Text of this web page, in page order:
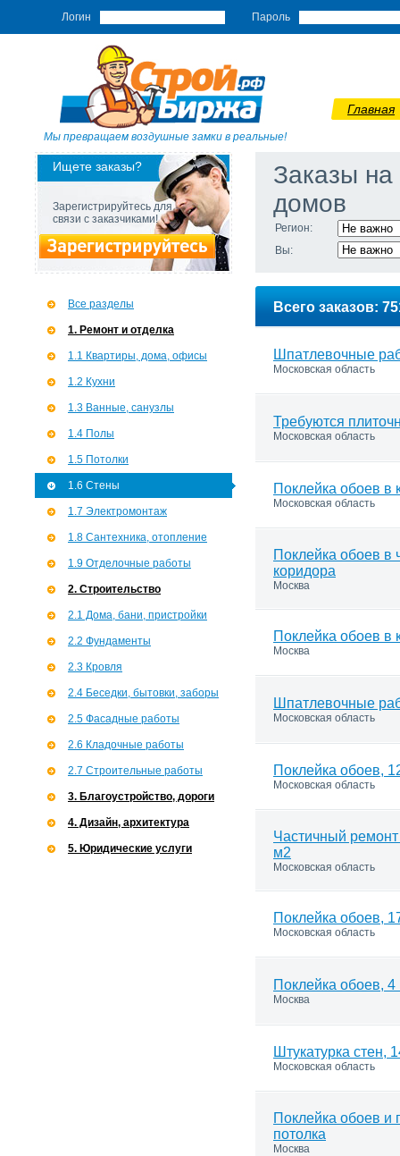
Логин Пароль
Мы превращаем воздушные замки в реальные!
Главная
Ищете заказы?
Зарегистрируйтесь для
связи с заказчиками!
Все разделы
1. Ремонт и отделка
1.1 Квартиры, дома, офисы
1.2 Кухни
1.3 Ванные, санузлы
1.4 Полы
1.5 Потолки
1.6 Стены
1.7 Э­лектромонтаж
1.8 Сантехника, отопление
1.9 Отделочные работы
2. Строительство
2.1 Дома, бани, пристройки
2.2 Фундаменты
2.3 Кровля
2.4 Беседки, бытовки, заборы
2.5 Фасадные работы
2.6 Кладочные работы
2.7 Строительные работы
3. Благоустройство, дороги
4. Дизайн, архитектура
5. Юридические услуги
Заказы на
домов
Регион:
Вы:
Всего заказов:
Шпатлевочные
Московская область
Требуются
Московская область
Поклейка обоев в
Московская область
Поклейка обоев в
коридора
Москва
Поклейка обоев в
Москва
Шпатлевочные
Московская область
Поклейка обоев,
Московская область
Частичный
м2
Московская область
Поклейка обоев,
Московская область
Поклейка обоев, 4
Москва
Штукатурка стен,
Московская область
Поклейка обоев и
потолка
Москва